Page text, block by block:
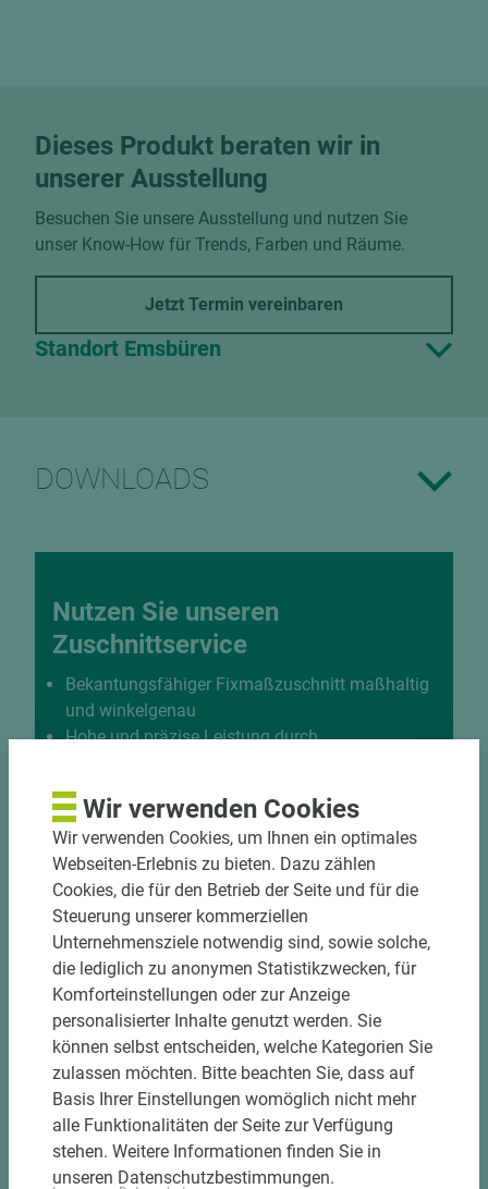
Dieses Produkt beraten wir in
unserer Ausstellung
Besuchen Sie unsere Ausstellung und nutzen Sie
unser Know-How für Trends, Farben und Räume.
Jetzt Termin vereinbaren
Standort Emsbüren
DOWNLOADS
Nutzen Sie unseren
Zuschnittservice
Bekantungsfähiger Fixmaßzuschnitt maßhaltig
und winkelgenau
Hohe und präzise Leistung durch
Einzelteiletikettierung auf Wunsch möglich
Materialschonende und kundengerechte
Verpackung der Fixmaße
Jetzt Zuschnitt anfragen
Wir verwenden Cookies
Wir verwenden Cookies, um Ihnen ein optimales
Webseiten-Erlebnis zu bieten. Dazu zählen
Cookies, die für den Betrieb der Seite und für die
Steuerung unserer kommerziellen
Unternehmensziele notwendig sind, sowie solche,
die lediglich zu anonymen Statistikzwecken, für
Komforteinstellungen oder zur Anzeige
personalisierter Inhalte genutzt werden. Sie
können selbst entscheiden, welche Kategorien Sie
zulassen möchten. Bitte beachten Sie, dass auf
Basis Ihrer Einstellungen womöglich nicht mehr
alle Funktionalitäten der Seite zur Verfügung
stehen. Weitere Informationen finden Sie in
unseren Datenschutzbestimmungen.